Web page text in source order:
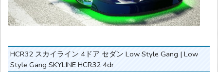
HCR32 スカイライン 4ドア セダン Low Style Gang | Low
Style Gang SKYLINE HCR32 4dr